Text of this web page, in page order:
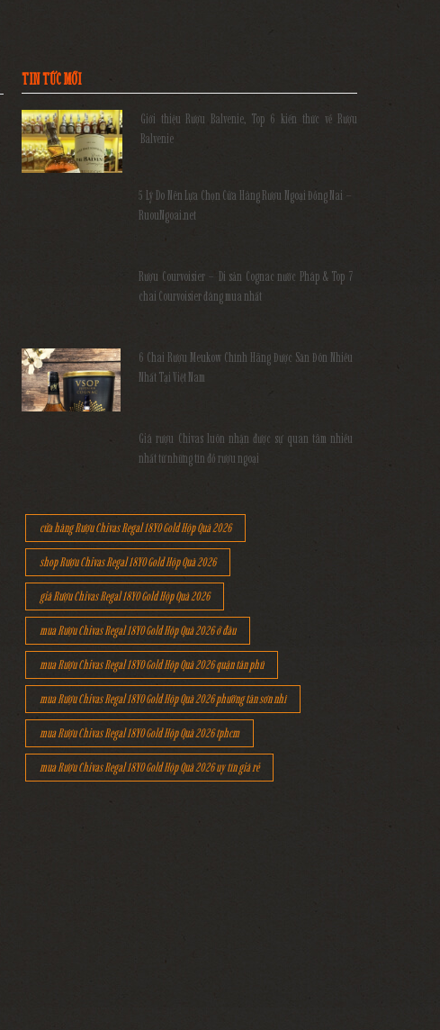
TIN TỨC MỚI
Giới thiệu Rượu Balvenie, Top 6 kiến thức về Rượu
Balvenie
5 Lý Do Nên Lựa Chọn Cửa Hàng Rượu Ngoại Đồng Nai –
RuouNgoai.net
Rượu Courvoisier – Di sản Cognac nước Pháp & Top 7
chai Courvoisier đáng mua nhất
6 Chai Rượu Meukow Chính Hãng Được Săn Đón Nhiều
Nhất Tại Việt Nam
Giá rượu Chivas luôn nhận được sự quan tâm nhiều
nhất từ những tín đồ rượu ngoại
cửa hàng Rượu Chivas Regal 18YO Gold Hộp Quà 2026
shop Rượu Chivas Regal 18YO Gold Hộp Quà 2026
giá Rượu Chivas Regal 18YO Gold Hộp Quà 2026
mua Rượu Chivas Regal 18YO Gold Hộp Quà 2026 ở đâu
mua Rượu Chivas Regal 18YO Gold Hộp Quà 2026 quận tân phú
mua Rượu Chivas Regal 18YO Gold Hộp Quà 2026 phường tân sơn nhì
mua Rượu Chivas Regal 18YO Gold Hộp Quà 2026 tphcm
mua Rượu Chivas Regal 18YO Gold Hộp Quà 2026 uy tín giá rẻ